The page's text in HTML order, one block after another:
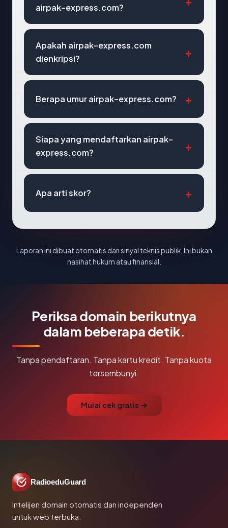
airpak-express.com?
Apakah airpak-express.com
dienkripsi?
Berapa umur airpak-express.com?
Siapa yang mendaftarkan airpak-
express.com?
Apa arti skor?
Laporan ini dibuat otomatis dari sinyal teknis publik. Ini bukan
nasihat hukum atau finansial.
Periksa domain berikutnya
dalam beberapa detik.
Tanpa pendaftaran. Tanpa kartu kredit. Tanpa kuota
tersembunyi.
Mulai cek gratis →
RadioeduGuard
Intelijen domain otomatis dan independen
untuk web terbuka.